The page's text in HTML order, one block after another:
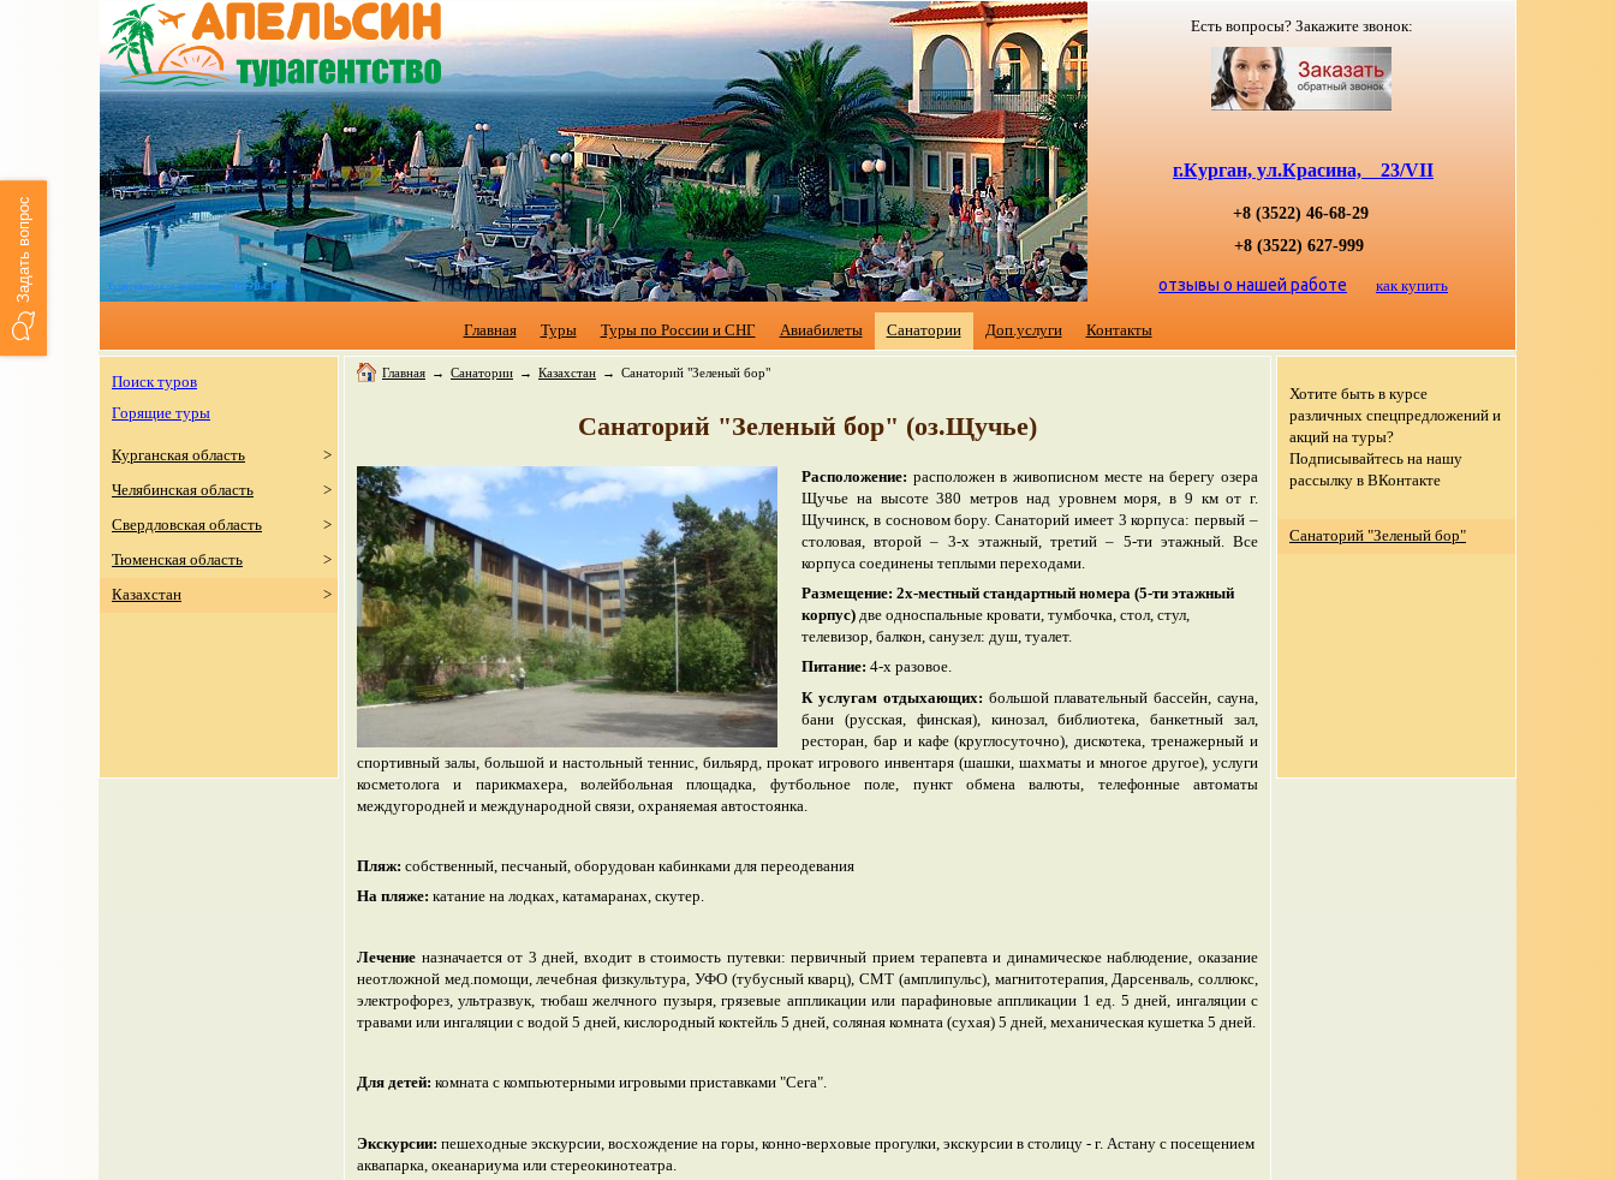
Туристическое агентство "АПЕЛЬСИН"
Есть вопросы? Закажите звонок:
г.Курган, ул.Красина, 23/VII
+8 (3522) 46-68-29
+8 (3522) 627-999
отзывы о нашей работе как купить
Главная Туры Туры по России и СНГ Авиабилеты Санатории Доп.услуги Контакты
Поиск туров
Горящие туры
>
Курганская область
>
Челябинская область
>
Свердловская область
>
Тюменская область
>
Казахстан
Хотите быть в курсе
различных спецпредложений и
акций на туры?
Подписывайтесь на нашу
рассылку в ВКонтакте
Санаторий "Зеленый бор"
Главная → Санатории → Казахстан → Санаторий "Зеленый бор"
Санаторий "Зеленый бор" (оз.Щучье)
Расположение: расположен в живописном месте на берегу озера
Щучье на высоте 380 метров над уровнем моря, в 9 км от г.
Щучинск, в сосновом бору. Санаторий имеет 3 корпуса: первый –
столовая, второй – 3-х этажный, третий – 5-ти этажный. Все
корпуса соединены теплыми переходами.
Размещение: 2х-местный стандартный номера (5-ти этажный
корпус) две односпальные кровати, тумбочка, стол, стул,
телевизор, балкон, санузел: душ, туалет.
Питание: 4-х разовое.
К услугам отдыхающих: большой плавательный бассейн, сауна,
бани (русская, финская), кинозал, библиотека, банкетный зал,
ресторан, бар и кафе (круглосуточно), дискотека, тренажерный и
спортивный залы, большой и настольный теннис, бильярд, прокат игрового инвентаря (шашки, шахматы и многое другое), услуги
косметолога и парикмахера, волейбольная площадка, футбольное поле, пункт обмена валюты, телефонные автоматы
междугородней и международной связи, охраняемая автостоянка.
Пляж: собственный, песчаный, оборудован кабинками для переодевания
На пляже: катание на лодках, катамаранах, скутер.
Лечение назначается от 3 дней, входит в стоимость путевки: первичный прием терапевта и динамическое наблюдение, оказание
неотложной мед.помощи, лечебная физкультура, УФО (тубусный кварц), СМТ (амплипульс), магнитотерапия, Дарсенваль, соллюкс,
электрофорез, ультразвук, тюбаш желчного пузыря, грязевые аппликации или парафиновые аппликации 1 ед. 5 дней, ингаляции с
травами или ингаляции с водой 5 дней, кислородный коктейль 5 дней, соляная комната (сухая) 5 дней, механическая кушетка 5 дней.
Для детей: комната с компьютерными игровыми приставками "Сега".
Экскурсии: пешеходные экскурсии, восхождение на горы, конно-верховые прогулки, экскурсии в столицу - г. Астану с посещением
аквапарка, океанариума или стереокинотеатра.
Задать вопрос